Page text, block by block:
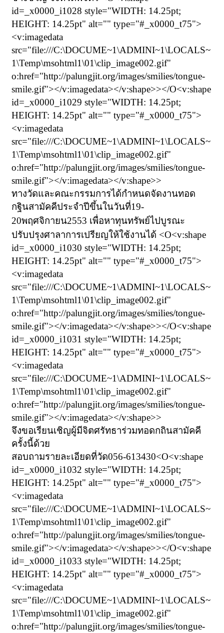
id=_x0000_i1028 style="WIDTH: 14.25pt;
HEIGHT: 14.25pt" alt="" type="#_x0000_t75">
<v:imagedata
src="file:///C:\DOCUME~1\ADMINI~1\LOCALS~
1\Temp\msohtml1\01\clip_image002.gif"
o:href="http://palungjit.org/images/smilies/tongue-
smile.gif"></v:imagedata></v:shape>></O<v:shape
id=_x0000_i1029 style="WIDTH: 14.25pt;
HEIGHT: 14.25pt" alt="" type="#_x0000_t75">
<v:imagedata
src="file:///C:\DOCUME~1\ADMINI~1\LOCALS~
1\Temp\msohtml1\01\clip_image002.gif"
o:href="http://palungjit.org/images/smilies/tongue-
smile.gif"></v:imagedata></v:shape>>
ทางวัดและคณะกรรมการได้กำหนดจัดงานทอด
กฐินสามัคคีประจำปีขึ้นในวันที่19-
20พฤศจิกายน2553 เพื่อหาทุนทรัพย์ไปบูรณะ
ปรับปรุงศาลาการเปรียญให้ใช้งานได้ <O<v:shape
id=_x0000_i1030 style="WIDTH: 14.25pt;
HEIGHT: 14.25pt" alt="" type="#_x0000_t75">
<v:imagedata
src="file:///C:\DOCUME~1\ADMINI~1\LOCALS~
1\Temp\msohtml1\01\clip_image002.gif"
o:href="http://palungjit.org/images/smilies/tongue-
smile.gif"></v:imagedata></v:shape>></O<v:shape
id=_x0000_i1031 style="WIDTH: 14.25pt;
HEIGHT: 14.25pt" alt="" type="#_x0000_t75">
<v:imagedata
src="file:///C:\DOCUME~1\ADMINI~1\LOCALS~
1\Temp\msohtml1\01\clip_image002.gif"
o:href="http://palungjit.org/images/smilies/tongue-
smile.gif"></v:imagedata></v:shape>>
จึงขอเรียนเชิญผู้มีจิตศรัทธาร่วมทอดกถินสามัคคี
ครั้งนี้ด้วย
สอบถามรายละเอียดที่วัด056-613430<O<v:shape
id=_x0000_i1032 style="WIDTH: 14.25pt;
HEIGHT: 14.25pt" alt="" type="#_x0000_t75">
<v:imagedata
src="file:///C:\DOCUME~1\ADMINI~1\LOCALS~
1\Temp\msohtml1\01\clip_image002.gif"
o:href="http://palungjit.org/images/smilies/tongue-
smile.gif"></v:imagedata></v:shape>></O<v:shape
id=_x0000_i1033 style="WIDTH: 14.25pt;
HEIGHT: 14.25pt" alt="" type="#_x0000_t75">
<v:imagedata
src="file:///C:\DOCUME~1\ADMINI~1\LOCALS~
1\Temp\msohtml1\01\clip_image002.gif"
o:href="http://palungjit.org/images/smilies/tongue-